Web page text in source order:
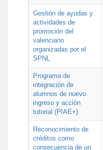
Gestión de ayudas y
actividades de
promoción del
valenciano
organizadas por el
SPNL
Programa de
integración de
alumnos de nuevo
ingreso y acción
tutorial (PIAE+)
Reconocimiento de
créditos como
consecuencia de un